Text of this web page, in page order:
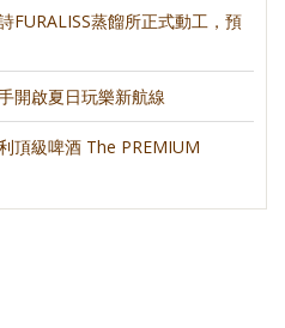
FURALISS蒸餾所正式動工，預
開啟夏日玩樂新航線
頂級啤酒 The PREMIUM